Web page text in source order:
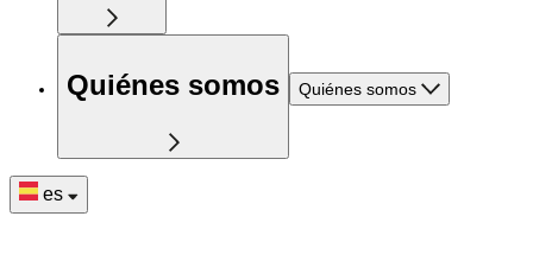
Quiénes somos Quiénes somos
es